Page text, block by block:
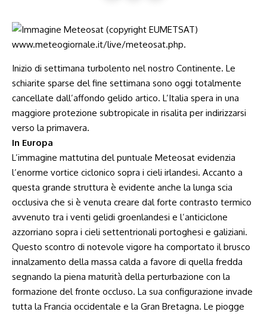
Inizio di settimana turbolento nel nostro Continente. Le
schiarite sparse del fine settimana sono oggi totalmente
cancellate dall’affondo gelido artico. L’Italia spera in una
maggiore protezione subtropicale in risalita per indirizzarsi
verso la primavera.
In Europa
L’immagine mattutina del puntuale Meteosat evidenzia
l’enorme vortice ciclonico sopra i cieli irlandesi. Accanto a
questa grande struttura è evidente anche la lunga scia
occlusiva che si è venuta creare dal forte contrasto termico
avvenuto tra i venti gelidi groenlandesi e l’anticiclone
azzorriano sopra i cieli settentrionali portoghesi e galiziani.
Questo scontro di notevole vigore ha comportato il brusco
innalzamento della massa calda a favore di quella fredda
segnando la piena maturità della perturbazione con la
formazione del fronte occluso. La sua configurazione invade
tutta la Francia occidentale e la Gran Bretagna. Le piogge